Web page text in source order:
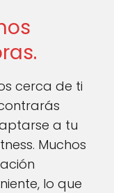
cerca de ti
a tu
Muchos
lo que